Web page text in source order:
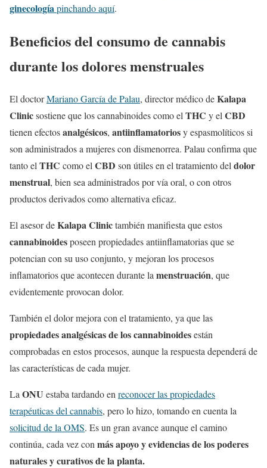
ginecologíapinchando aquí.
Beneficios del consumo de cannabis
durante los dolores menstruales
El doctorMariano García de Palau, director médico deKalapa
Clinicsostiene que los cannabinoides como el THC y el CBD
tienen efectosanalgésicos, antiinflamatoriosy espasmolíticos si
son administrados a mujeres con dismenorrea. Palau confirma que
tanto el THC como el CBD son útiles en el tratamiento del dolor
menstrual, bien sea administrados por vía oral, o con otros
productos derivados como alternativa eficaz.
El asesor deKalapa Clinictambién manifiesta que estos
cannabinoidesposeen propiedades antiinflamatorias que se
potencian con su uso conjunto, y mejoran los procesos
inflamatorios que acontecen durante la menstruación, que
evidentemente provocan dolor.
También el dolor mejora con el tratamiento, ya que las
propiedades analgésicas de los cannabinoidesestán
comprobadas en estos procesos, aunque la respuesta dependerá de
las características de cada mujer.
La ONU estaba tardando en reconocer las propiedades
terapéuticas del cannabis, pero lo hizo, tomando en cuenta la
solicitud de la OMS. Es un gran avance aunque el camino
continúa, cada vez con más apoyo y evidencias de los poderes
naturales y curativos de la planta.